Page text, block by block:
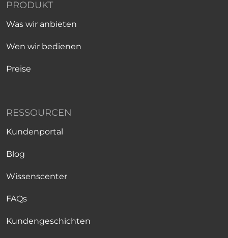
PRODUKT
Was wir anbieten
Wen wir bedienen
Preise
RESSOURCEN
Kundenportal
Blog
Wissenscenter
FAQs
Kundengeschichten